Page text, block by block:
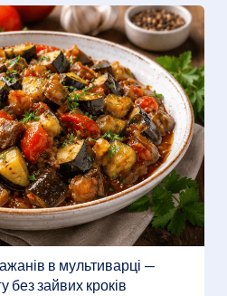
в мультиварці —
без зайвих кроків